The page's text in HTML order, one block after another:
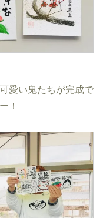
愛い鬼たちが完成で
！